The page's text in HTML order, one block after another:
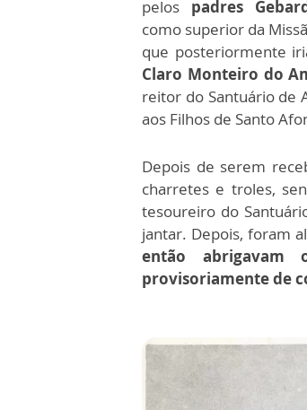
pelos padres
como superior da
que posteriormente
Claro Monteiro do
reitor do Santuário de
aos Filhos de Santo
Depois de serem
charretes e troles,
tesoureiro do
jantar. Depois, foram
então
provisoriamente de